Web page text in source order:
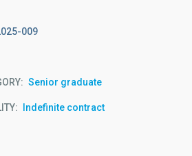
009
Senior graduate
Indefinite contract